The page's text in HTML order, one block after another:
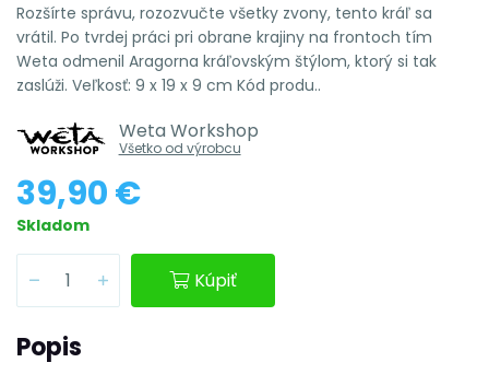
Rozšírte správu, rozozvučte všetky zvony, tento kráľ sa
vrátil. Po tvrdej práci pri obrane krajiny na frontoch tím
Weta odmenil Aragorna kráľovským štýlom, ktorý si tak
zaslúži. Veľkosť: 9 x 19 x 9 cm Kód produ..
Weta Workshop
Všetko od výrobcu
39,90 €
Skladom
Kúpiť
Popis